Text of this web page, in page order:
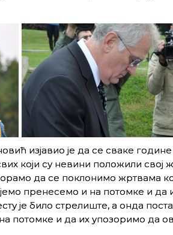
изјавио је да се сваке
који су невини положили свој
да се поклонимо жртвама
пренесемо и на потомке и да
је било стрелиште, а онда
и да их упозоримо да